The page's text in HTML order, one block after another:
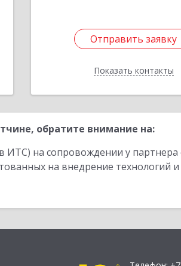
Отправить заявку
Показать контакты
Отправить заявку
Назад
обратите внимание на:
ИТС) на сопровождении у
на внедрение технологий